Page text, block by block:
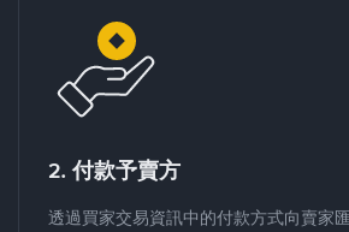
2. 付款予賣方
透過買家交易資訊中的付款方式向賣家